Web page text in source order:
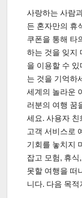
사랑하는 사람
든 혼자만의 휴
쿠폰을 통해 타
하는 것을 잊지
을 이용할 수
는 것을 기억하
세계의 놀라운
러분의 여행 꿈
세요. 사용자
고객 서비스로
기회를 놓치지
잡고 모험, 휴식
못할 여행을 떠
니다. 다음 목